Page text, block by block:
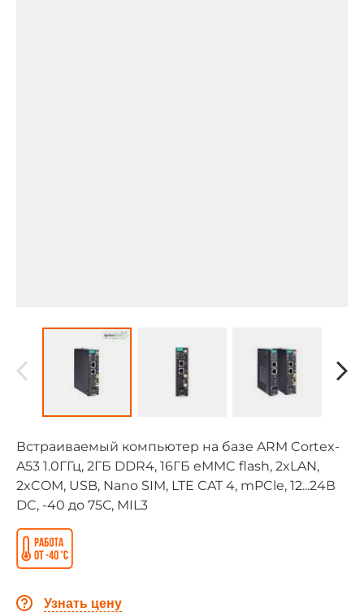
Встраиваемый компьютер на базе ARM Cortex-
A53 1.0ГГц, 2ГБ DDR4, 16ГБ eMMC flash, 2xLAN,
2xCOM, USB, Nano SIM, LTE CAT 4, mPCle, 12...24В
DC, -40 до 75С, MIL3
Узнать цену